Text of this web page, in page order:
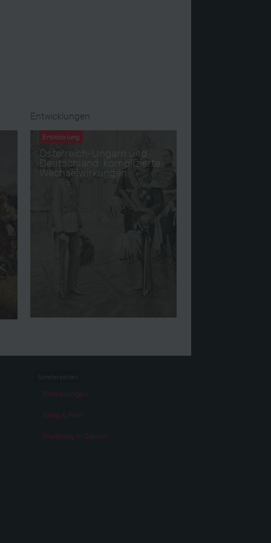
Entwicklungen
Entwicklung
Österreich-Ungarn und
Deutschland: komplizierte
Wechselwirkungen
Erinnerungen
Krieg & Film
Weltkrieg in Zahlen